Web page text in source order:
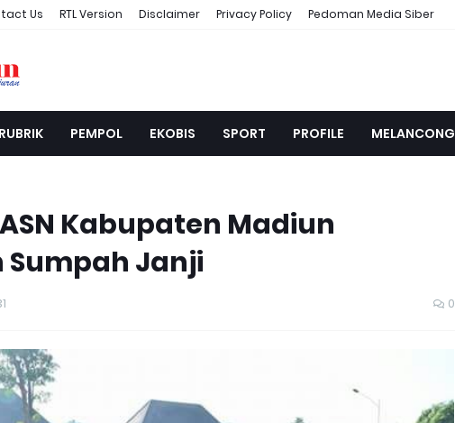
Us RTL Version Disclaimer Privacy Policy Pedoman Media Siber
RUBRIK PEMPOL EKOBIS SPORT PROFILE MELANCONG
Kabupaten Madiun
Sumpah Janji
0